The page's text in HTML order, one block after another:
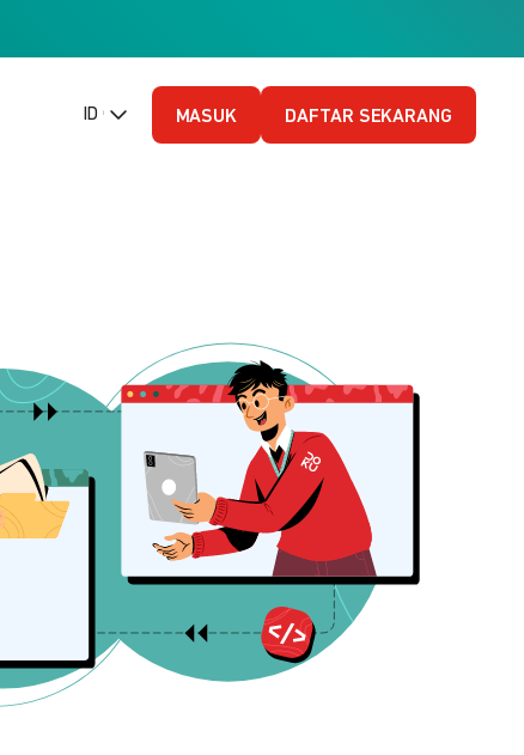
ID (Bahasa Indonesia)
MASUK DAFTAR SEKARANG